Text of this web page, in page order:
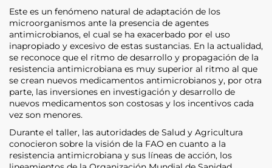
Este es un fenómeno natural de adaptación de los
microorganismos ante la presencia de agentes
antimicrobianos, el cual se ha exacerbado por el uso
inapropiado y excesivo de estas sustancias. En la actualidad,
se reconoce que el ritmo de desarrollo y propagación de la
resistencia antimicrobiana es muy superior al ritmo al que
se crean nuevos medicamentos antimicrobianos y, por otra
parte, las inversiones en investigación y desarrollo de
nuevos medicamentos son costosas y los incentivos cada
vez son menores.
Durante el taller, las autoridades de Salud y Agricultura
conocieron sobre la visión de la FAO en cuanto a la
resistencia antimicrobiana y sus líneas de acción, los